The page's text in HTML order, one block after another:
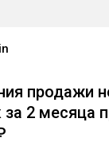
продажи
2 месяца